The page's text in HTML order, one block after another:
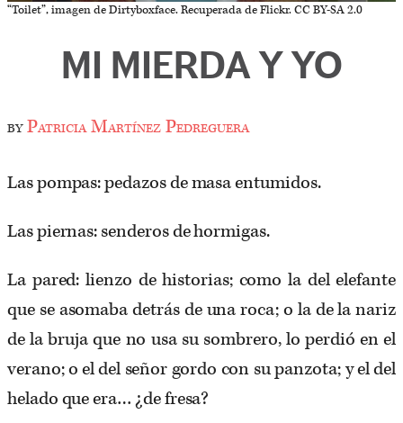
“Toilet”, imagen de Dirtyboxface. Recuperada de Flickr. CC BY-SA 2.0
MI MIERDA Y YO
byPatricia Martínez Pedreguera
Las pompas: pedazos de masa entumidos.
Las piernas: senderos de hormigas.
La pared: lienzo de historias; como la del elefante
que se asomaba detrás de una roca; o la de la nariz
de la bruja que no usa su sombrero, lo perdió en el
verano; o el del señor gordo con su panzota; y el del
helado que era… ¿de fresa?